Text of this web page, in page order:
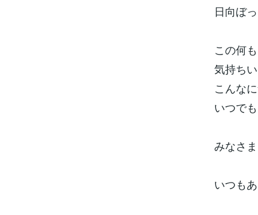
日向ぼ
この何
気持ち
こんな
いつで
みなさ
いつも